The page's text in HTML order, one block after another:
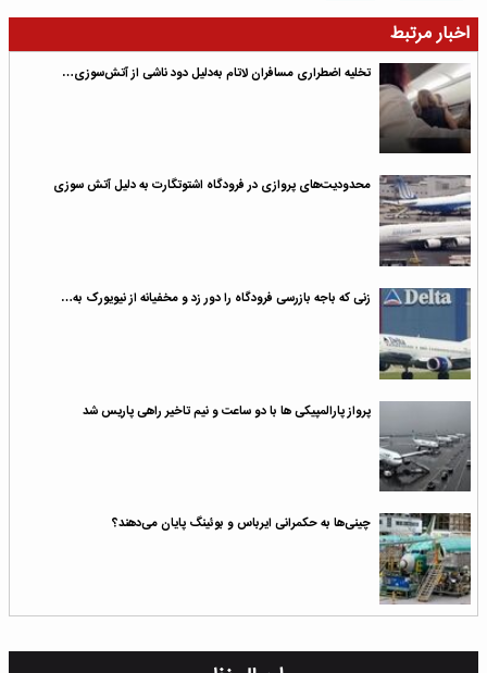
اخبار مرتبط
تخلیه اضطراری مسافران لاتام به‌دلیل دود ناشی از آتش‌سوزی…
محدودیت‌های پروازی در فرودگاه اشتوتگارت به دلیل آتش سوزی
زنی که باجه بازرسی فرودگاه را دور زد و مخفیانه از نیویورک به…
پرواز پارالمپیکی ها با دو ساعت و نیم تاخیر راهی پاریس شد
چینی‌ها به حکمرانی ایرباس و بوئینگ پایان می‌دهند؟